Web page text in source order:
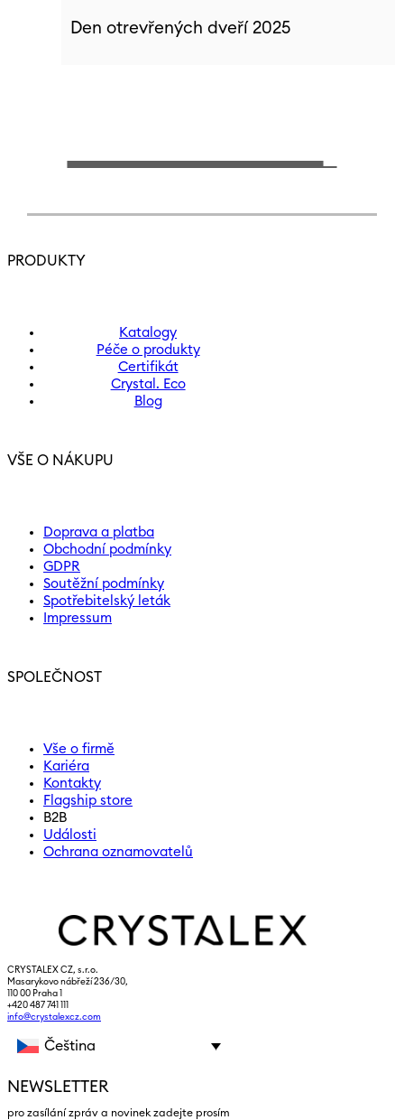
Den otrevřených dveří 2025
PRODUKTY
Katalogy
Péče o produkty
Certifikát
Crystal. Eco
Blog
VŠE O NÁKUPU
Doprava a platba
Obchodní podmínky
GDPR
Soutěžní podmínky
Spotřebitelský leták
Impressum
SPOLEČNOST
Vše o firmě
Kariéra
Kontakty
Flagship store
B2B
Události
Ochrana oznamovatelů
CRYSTALEX CZ, s.r.o.
Masarykovo nábřeží 236/30,
110 00 Praha 1
+420 487 741 111
info@crystalexcz.com
Čeština
NEWSLETTER
pro zasílání zpráv a novinek zadejte prosím